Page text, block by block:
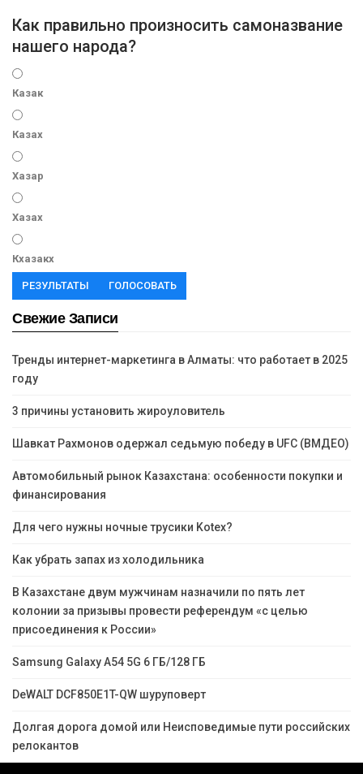
Как правильно произносить самоназвание
нашего народа?
Казак
Казах
Хазар
Хазах
Кхазакх
РЕЗУЛЬТАТЫ ГОЛОСОВАТЬ
Свежие Записи
Тренды интернет-маркетинга в Алматы: что работает в 2025
году
3 причины установить жироуловитель
Шавкат Рахмонов одержал седьмую победу в UFC (ВМДЕО)
Автомобильный рынок Казахстана: особенности покупки и
финансирования
Для чего нужны ночные трусики Kotex?
Как убрать запах из холодильника
В Казахстане двум мужчинам назначили по пять лет
колонии за призывы провести референдум «с целью
присоединения к России»
Samsung Galaxy A54 5G 6 ГБ/128 ГБ
DeWALT DCF850E1T-QW шуруповерт
Долгая дорога домой или Неисповедимые пути российских
релокантов